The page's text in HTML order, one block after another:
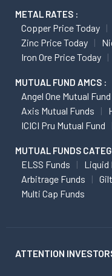
METAL RATES :
Copper Price Today
Zinc Price Today
Iron Ore Price Today
MUTUAL FUND AMCS :
Angel One Mutual Fund
Axis Mutual Funds
ICICI Pru Mutual Fund
MUTUAL FUNDS
ELSS Funds Liquid
Arbitrage Funds
Multi Cap Funds
ATTENTION